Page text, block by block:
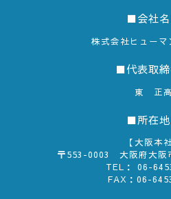
■会社
株式会社ヒューマ
■代表取
東 正高
■所在
【大阪本社
〒553-0003 大阪府大阪
TEL： 06-
FAX：06-